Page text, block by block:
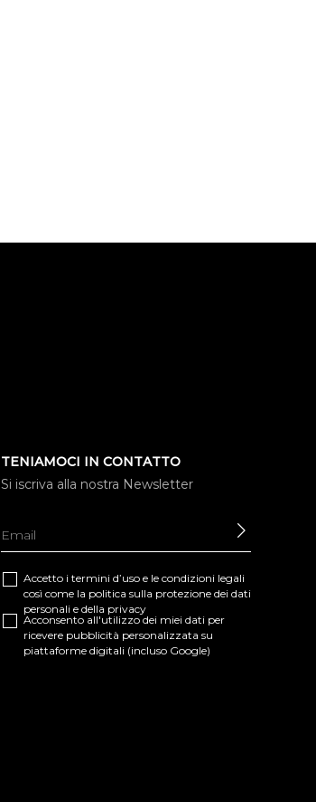
TENIAMOCI IN CONTATTO
Si iscriva alla nostra Newsletter
Accetto i termini d’uso e le condizioni legali
così come la politica sulla protezione dei dati
personali e della privacy
Acconsento all'utilizzo dei miei dati per
ricevere pubblicità personalizzata su
piattaforme digitali (incluso Google)